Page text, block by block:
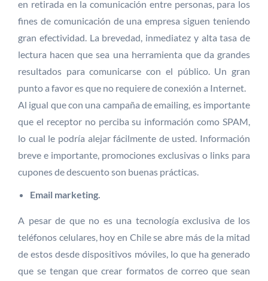
en retirada en la comunicación entre personas, para los
fines de comunicación de una empresa siguen teniendo
gran efectividad. La brevedad, inmediatez y alta tasa de
lectura hacen que sea una herramienta que da grandes
resultados para comunicarse con el público. Un gran
punto a favor es que no requiere de conexión a Internet.
Al igual que con una campaña de emailing, es importante
que el receptor no perciba su información como SPAM,
lo cual le podría alejar fácilmente de usted. Información
breve e importante, promociones exclusivas o links para
cupones de descuento son buenas prácticas.
Email marketing.
A pesar de que no es una tecnología exclusiva de los
teléfonos celulares, hoy en Chile se abre más de la mitad
de estos desde dispositivos móviles, lo que ha generado
que se tengan que crear formatos de correo que sean